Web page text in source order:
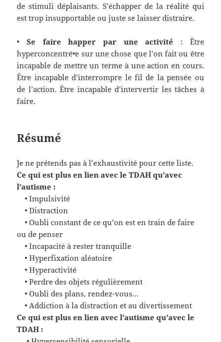
de stimuli déplaisants. S’échapper de la réalité qui
est trop insupportable oujustese laisser distraire.
•Se faire happer par une activité : Être
hyperconcentré•e sur une chose que l’on fait ou être
incapable de mettre un terme à une action en cours.
Être incapable d’interrompre le fil de la pensée ou
de l’action. Être incapable d’intervertir les tâches à
faire.
Résumé
Je ne prétends pas à l’exhaustivité pour cette liste.
Ce qui est plus en lien avec le TDAH qu’avec
l’autisme :
• Impulsivité
• Distraction
• Oubli constant de ce qu’on est en train de faire
ou de penser
• Incapacité à rester tranquille
• Hyperfixation aléatoire
• Hyperactivité
• Perdre des objets régulièrement
• Oubli des plans, rendez-vous…
• Addiction à la distraction et au divertissement
Ce qui est plus en lien avec l’autisme qu’avec le
TDAH :